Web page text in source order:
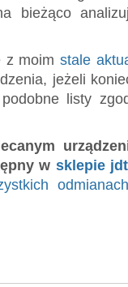
bieżąco
z moimstale
jeżeli
listy
w sklepie